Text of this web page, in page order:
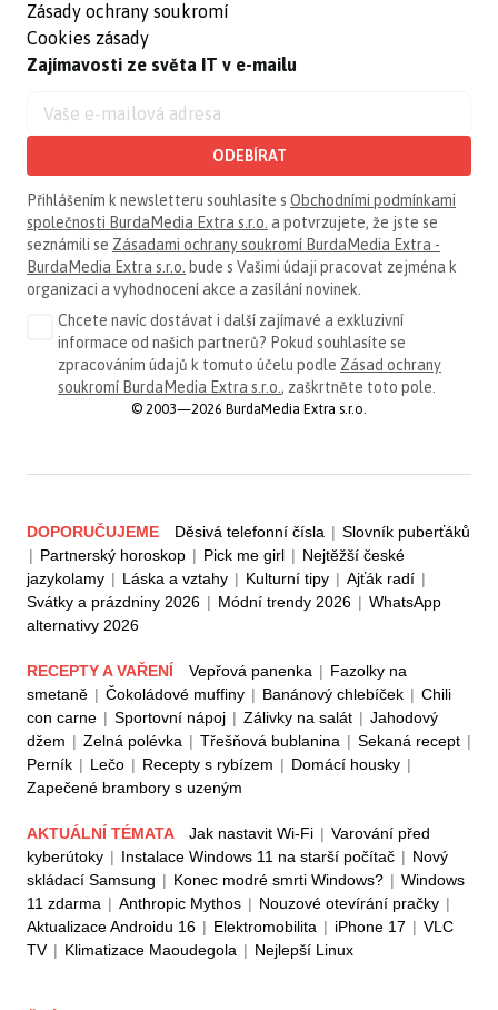
Zásady ochrany soukromí
Cookies zásady
Zajímavosti ze světa IT v e-mailu
ODEBÍRAT
Přihlášením k newsletteru souhlasíte s Obchodními podmínkami
společnosti BurdaMedia Extra s.r.o. a potvrzujete, že jste se
seznámili se Zásadami ochrany soukromí BurdaMedia Extra -
BurdaMedia Extra s.r.o. bude s Vašimi údaji pracovat zejména k
organizaci a vyhodnocení akce a zasílání novinek.
Chcete navíc dostávat i další zajímavé a exkluzivní
informace od našich partnerů? Pokud souhlasíte se
zpracováním údajů k tomuto účelu podle Zásad ochrany
soukromí BurdaMedia Extra s.r.o., zaškrtněte toto pole.
© 2003—2026 BurdaMedia Extra s.r.o.
DOPORUČUJEME Děsivá telefonní čísla | Slovník puberťáků
| Partnerský horoskop | Pick me girl | Nejtěžší české
jazykolamy | Láska a vztahy | Kulturní tipy | Ajťák radí |
Svátky a prázdniny 2026 | Módní trendy 2026 | WhatsApp
alternativy 2026
RECEPTY A VAŘENÍ Vepřová panenka | Fazolky na
smetaně | Čokoládové muffiny | Banánový chlebíček | Chili
con carne | Sportovní nápoj | Zálivky na salát | Jahodový
džem | Zelná polévka | Třešňová bublanina | Sekaná recept |
Perník | Lečo | Recepty s rybízem | Domácí housky |
Zapečené brambory s uzeným
AKTUÁLNÍ TÉMATA Jak nastavit Wi-Fi | Varování před
kyberútoky | Instalace Windows 11 na starší počítač | Nový
skládací Samsung | Konec modré smrti Windows? | Windows
11 zdarma | Anthropic Mythos | Nouzové otevírání pračky |
Aktualizace Androidu 16 | Elektromobilita | iPhone 17 | VLC
TV | Klimatizace Maoudegola | Nejlepší Linux